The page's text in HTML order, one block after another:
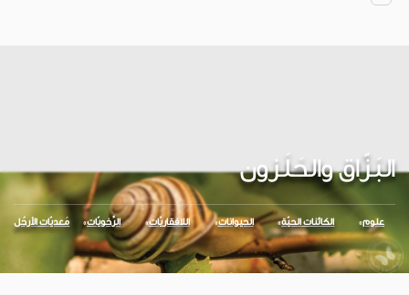
البَزّاق والحَلَزون
علوم الكائنات الحيّة الحيوانات اللافقاريّات الرِّخويّات مَعديّات الأرجُل